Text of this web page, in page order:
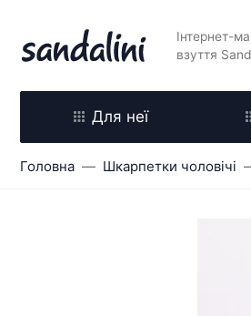
Інтернет-
взуття
Для неї
Головна Шкарпетки чоловічі